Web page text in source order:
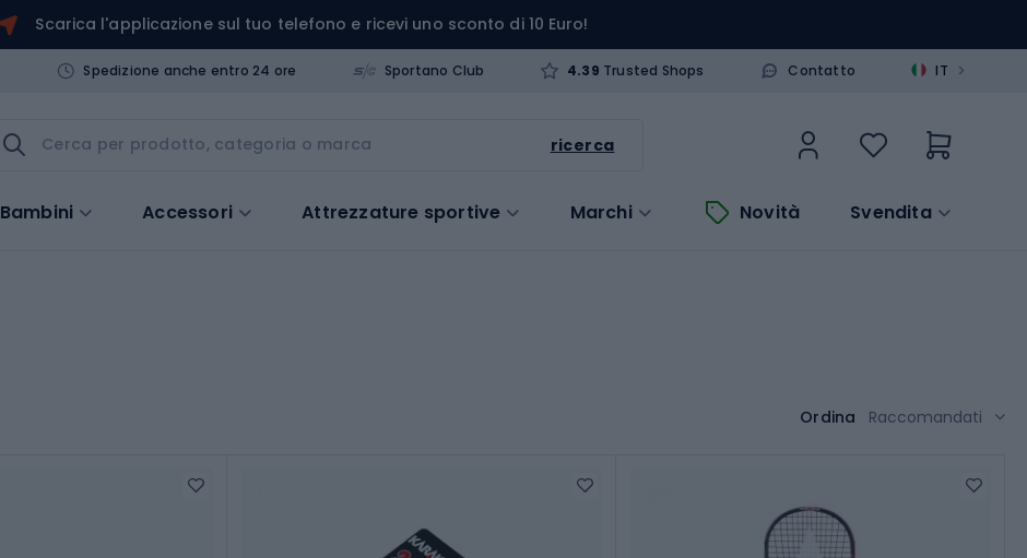
Scarica l'applicazione sul tuo telefono e ricevi uno sconto di 10 Euro!
Spedizione anche entro 24 ore Sportano Club 4.39 Trusted Shops Contatto IT >
ricerca
Bambini Accessori Attrezzature sportive Marchi Novità Svendita
Ordina Raccomandati